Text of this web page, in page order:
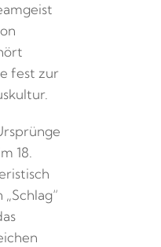
fest zur
18.